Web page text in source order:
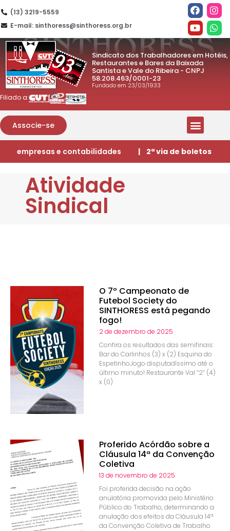
(13) 3219-5559
E-mail: sinthoress@sinthoress.org.br
Sindicato dos Trabalhadores em Hotéis,
Restaurantes e Bares da Baixada
Santista e Vale do Ribeira - CNPJ
58.208.463/0001-23
Fundado em 23/03/1933
Filiado a:
Associe-se
empresas e contabilidades | 2ª via de boletos
Atividade
Sindical
O 7º Campeonato de
Futebol Society do
SINTHORESS está pegando
fogo!
2 de dezembro de 2025
Confira os resultados das semifinais:
Bar do Carlinhos (3) x (2) Esquina do
EspetinhoJogo disputadíssimo até o
último minuto! Restaurante Val “2” (4)
x (0)
Proferido Acórdão sobre a
Cláusula 14ª da Convenção
Coletiva
13 de novembro de 2025
Foi proferida decisão na ação
anulatória promovida pelo Ministério
Público do Trabalho, determinando a
anulação dos efeitos da Cláusula 14ª
da Convenção Coletiva de Trabalho